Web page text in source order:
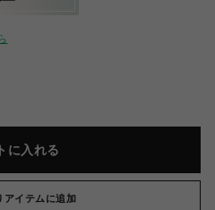
に入れる
アイテムに追加